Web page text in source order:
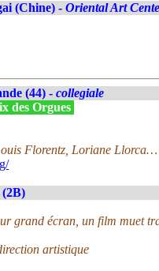
(Chine) - Oriental Art
(44) - collegiale
des Orgues
Florentz, Loriane Llorca…
grand écran, un film muet
artistique